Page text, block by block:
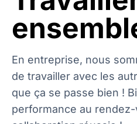
En entreprise, nous
de travailler avec les
que ça se passe bien !
performance au